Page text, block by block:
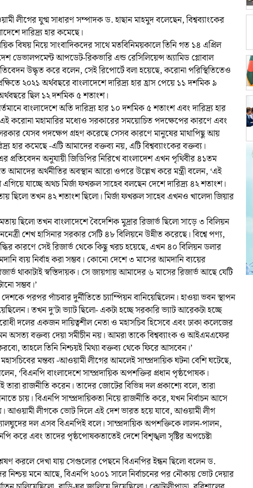
লীগের যুগ্ম সাধারণ সম্পাদক ড. হাছান মাহমুদ বলেছেন, বিশ্বব্যাংকের
দারিদ্র্য হার কমেছে।
বিষয় নিয়ে সাংবাদিকদের সাথে মতবিনিময়কালে তিনি গত ১৪ এপ্রিল
ডেভালপমেন্ট আপডেট-রিকভারি এন্ড রেসিলিয়েন্স অ্যামিড গ্লোবাল
উদ্ধৃত করে বলেন, সেই রিপোর্টে বলা হয়েছে, করোনা পরিস্থিতিতেও
২০২১ অর্থবছরে বাংলাদেশে দারিদ্র্য হার হ্রাস পেয়ে ১১ দশমিক ৯
ছিল ১২ দশমিক ৫ শতাংশ।
বাংলাদেশে অতি দারিদ্র্য হার ১০ দশমিক ৫ শতাংশ এবং দারিদ্র্য হার
করোনা মহামারির মধ্যেও সরকারের সময়োচিত পদক্ষেপের কারণে এবং
সরকার যেসব পদক্ষেপ গ্রহণ করেছে সেসব কারণে মানুষের মাথাপিছু আয়
হার কমেছে -এটি আমাদের বক্তব্য নয়, এটি বিশ্বব্যাংকের বক্তব্য।
প্রতিবেদন অনুযায়ী জিডিপির নিরিখে বাংলাদেশ এখন পৃথিবীর ৪১তম
আমাদের অর্থনীতির অবস্থান আরো ওপরে উল্লেখ করে মন্ত্রী বলেন, ‘এই
যাচ্ছে অথচ মির্জা ফখরুল সাহেব বলছেন দেশে দারিদ্র্য ৪২ শতাংশ।
ছিলো তখন ৪২ শতাংশ ছিলো। মির্জা ফখরুল সাহেব এখনও খালেদা জিয়ার
ছিলো তখন বাংলাদেশে বৈদেশিক মুদ্রার রিজার্ভ ছিলো সাড়ে ৩ বিলিয়ন
শেখ হাসিনার সরকার সেটি ৪৮ বিলিয়নে উন্নীত করেছে। বিশ্বে পণ্য,
কারণে সেই রিজার্ভ থেকে কিছু খরচ হয়েছে, এখন ৪০ বিলিয়ন ডলার
ব্যয় নির্বাহ করা সম্ভব। কোনো দেশে ৩ মাসের আমদানি ব্যয়ের
থাকাটাই স্বস্তিদায়ক। সে জায়গায় আমাদের ৬ মাসের রিজার্ভ আছে যেটি
সম্ভব।’
দেশকে পরপর পাঁচবার দুর্নীতিতে চ্যাম্পিয়ন বানিয়েছিলেন। হাওয়া ভবন স্থাপন
তখন দু’টা ভ্যাট ছিলো- একটা হচ্ছে সরকারি ভ্যাট আরেকটা হচ্ছে
দলের একজন দায়িত্বশীল নেতা ও মহাসচিব হিসেবে এবং ঢাকা কলেজের
অসত্য বক্তব্য দেয়া সমীচীন নয়। আমরা তাকে বিশ্বব্যাংক ও আইএমএফের
তাহলে তিনি নিশ্চয়ই মিথ্যা বক্তব্য থেকে ফিরে আসবেন।’
মন্তব্য -আওয়ামী লীগের আমলেই সাম্প্রদায়িক ঘটনা বেশি ঘটেছে,
‘বিএনপি বাংলাদেশে সাম্প্রদায়িক অপশক্তির প্রধান পৃষ্ঠপোষক।
তারা রাজনীতি করেন। তাদের জোটের বিভিন্ন দল প্রকাশ্যে বলে, তারা
চায়। বিএনপি সাম্প্রদায়িকতা নিয়ে রাজনীতি করে, যখন নির্বাচন আসে
আওয়ামী লীগকে ভোট দিলে এই দেশ ভারত হয়ে যাবে, আওয়ামী লীগ
দল এসব বিএনপিই বলে। সাম্প্রদায়িক অপশক্তিকে লালন-পালন,
এবং তাদের পৃষ্ঠপোষকতাতেই দেশে বিশৃঙ্খলা সৃষ্টির অপচেষ্টা
করলে দেখা যায় সেগুলোর পেছনে বিএনপির ইন্ধন ছিলো বলেন ড.
নিশ্চয় মনে আছে, বিএনপি ২০০১ সালে নির্বাচনের পর নৌকায় ভোট দেয়ার